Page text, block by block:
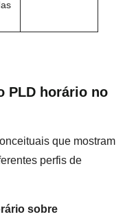
PLD horário no
que mostram
perfis de
sobre